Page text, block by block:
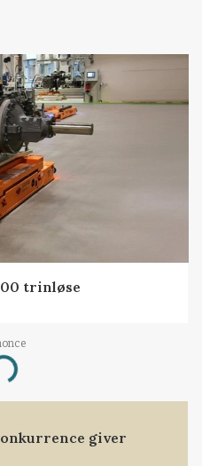
trinløse
giver